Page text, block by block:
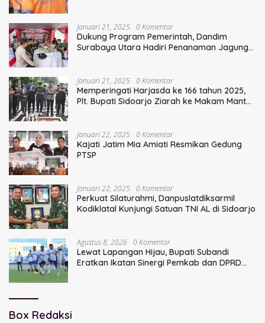
Januari 21, 2025 0 Komentar
Dukung Program Pemerintah, Dandim
Surabaya Utara Hadiri Penanaman Jagung
Januari 21, 2025 0 Komentar
Memperingati Harjasda ke 166 tahun 2025,
Plt. Bupati Sidoarjo Ziarah ke Makam Mantan
Januari 22, 2025 0 Komentar
Kajati Jatim Mia Amiati Resmikan Gedung
PTSP
Januari 22, 2025 0 Komentar
Perkuat Silaturahmi, Danpuslatdiksarmil
Kodiklatal Kunjungi Satuan TNI AL di Sidoarjo
Agustus 8, 2026 0 Komentar
Lewat Lapangan Hijau, Bupati Subandi
Eratkan Ikatan Sinergi Pemkab dan DPRD
Box Redaksi